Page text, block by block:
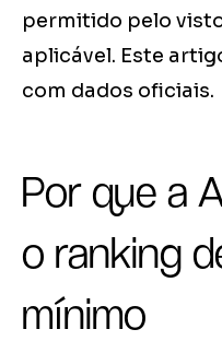
permitido pelo
aplicável. Este
com dados oficiais.
Por que a
o ranking
mínimo